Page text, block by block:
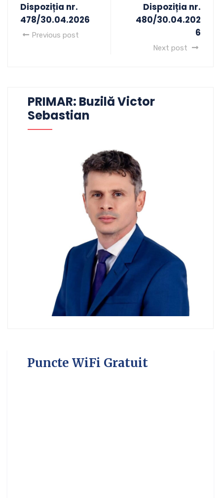
Dispoziția nr.
478/30.04.2026
Previous post
Dispoziția nr.
480/30.04.202
6
Next post
PRIMAR: Buzilă Victor
Sebastian
Puncte WiFi Gratuit